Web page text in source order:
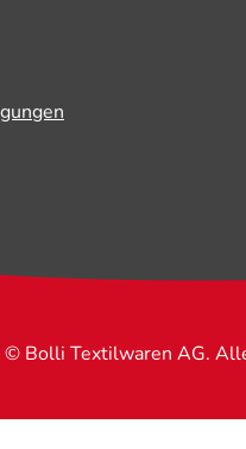
© Bolli Textilwaren AG.